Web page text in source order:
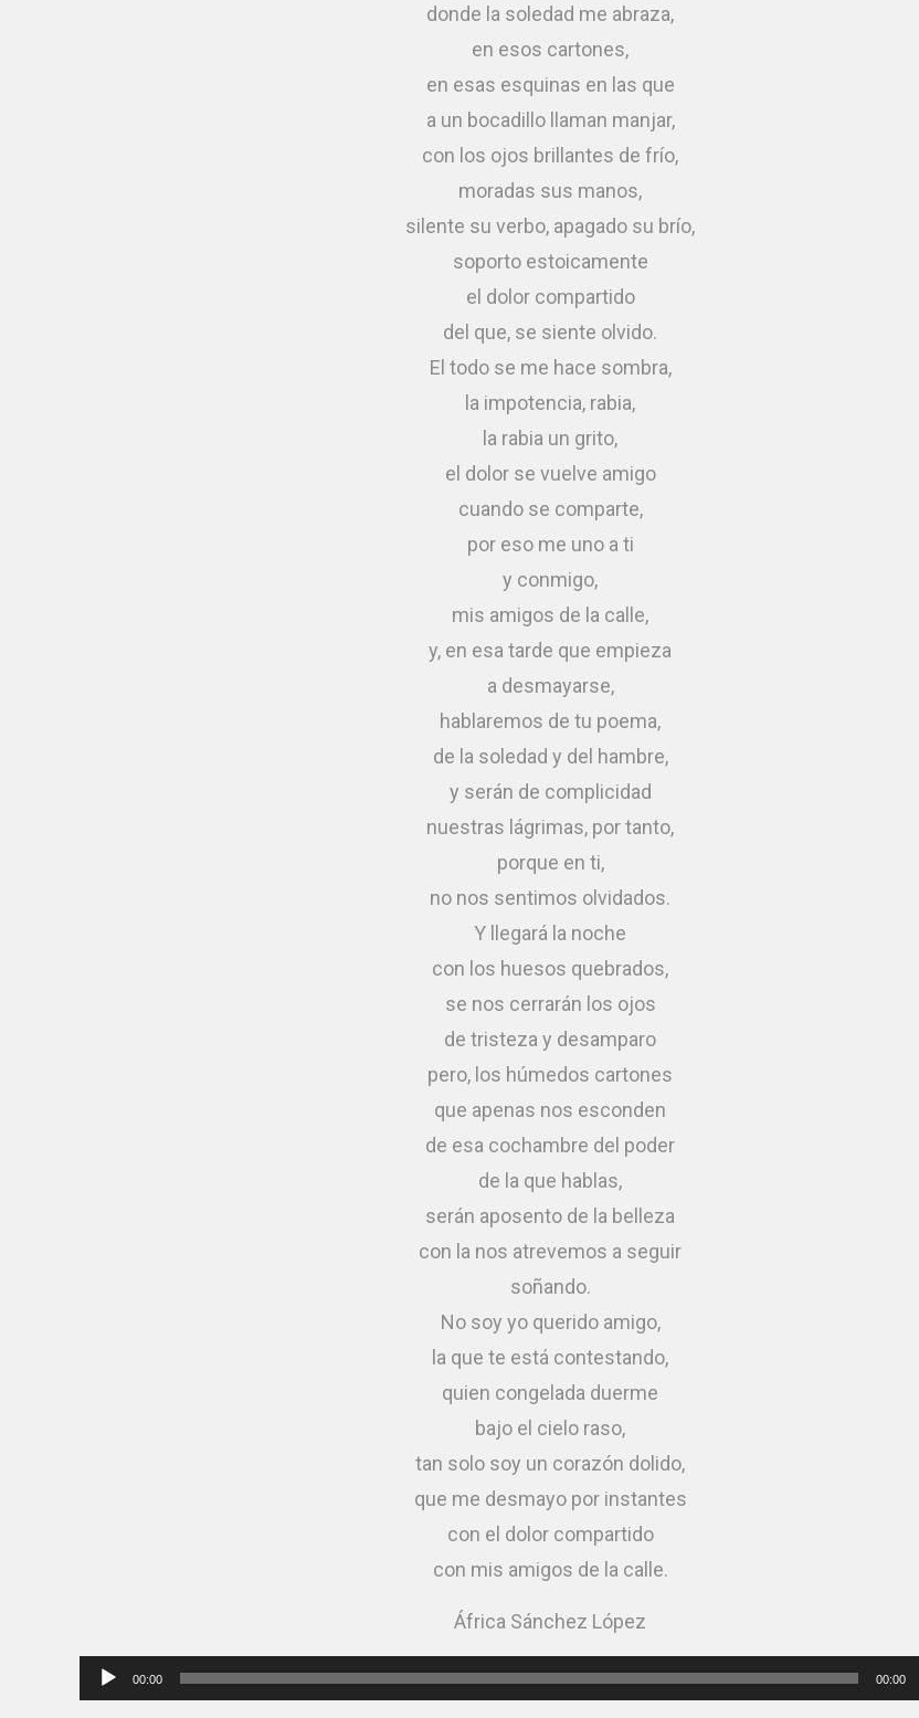
donde la soledad me abraza,
en esos cartones,
en esas esquinas en las que
a un bocadillo llaman manjar,
con los ojos brillantes de frío,
moradas sus manos,
silente su verbo, apagado su brío,
soporto estoicamente
el dolor compartido
del que, se siente olvido.
El todo se me hace sombra,
la impotencia, rabia,
la rabia un grito,
el dolor se vuelve amigo
cuando se comparte,
por eso me uno a ti
y conmigo,
mis amigos de la calle,
y, en esa tarde que empieza
a desmayarse,
hablaremos de tu poema,
de la soledad y del hambre,
y serán de complicidad
nuestras lágrimas, por tanto,
porque en ti,
no nos sentimos olvidados.
Y llegará la noche
con los huesos quebrados,
se nos cerrarán los ojos
de tristeza y desamparo
pero, los húmedos cartones
que apenas nos esconden
de esa cochambre del poder
de la que hablas,
serán aposento de la belleza
con la nos atrevemos a seguir
soñando.
No soy yo querido amigo,
la que te está contestando,
quien congelada duerme
bajo el cielo raso,
tan solo soy un corazón dolido,
que me desmayo por instantes
con el dolor compartido
con mis amigos de la calle.
África Sánchez López
Reproductor
00:00 00:00